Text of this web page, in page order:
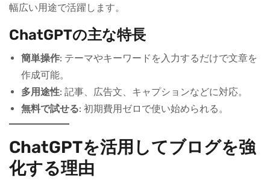
幅広い用途で活躍します。
ChatGPTの主な特長
簡単操作: テーマやキーワードを入力するだけで文章を
作成可能。
多用途性: 記事、広告文、キャプションなどに対応。
無料で試せる: 初期費用ゼロで使い始められる。
ChatGPTを活用してブログを強
化する理由